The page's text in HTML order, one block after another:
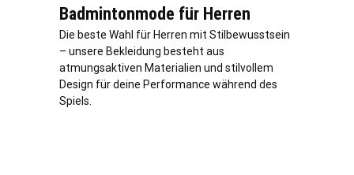
Badmintonmode für Herren
Die beste Wahl für Herren mit Stilbewusstsein
– unsere Bekleidung besteht aus
atmungsaktiven Materialien und stilvollem
Design für deine Performance während des
Spiels.